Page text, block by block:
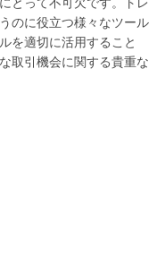
のに役立つ様々なツール
を適切に活用すること
取引機会に関する貴重な